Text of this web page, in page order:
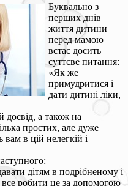
Буквально з
перших днів
життя дитини
перед мамою
встає досить
суттєве питання:
«Як же
примудритися і
дати дитині ліки,
а також на
простих, але дуже
в цій нелегкій і
дітям в подрібненому і
все робити це за допомогою